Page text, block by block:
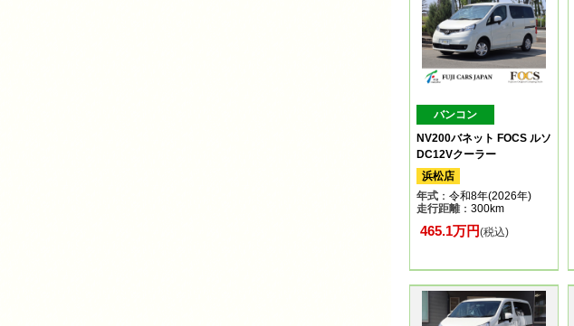
バンコン
NV200バネット FOCS ルソ
DC12Vクーラー
浜松店
年式：令和8年(2026年)
走行距離：300km
465.1万円(税込)